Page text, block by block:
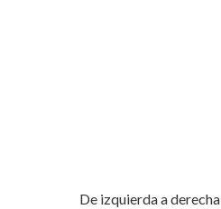
De izquierda a derecha,